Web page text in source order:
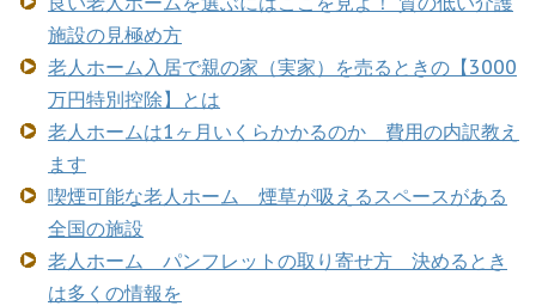
施設の見極め方
老人ホーム入居で親の家（実家）を売るときの【3000
万円特別控除】とは
老人ホームは1ヶ月いくらかかるのか 費用の内訳教え
ます
喫煙可能な老人ホーム 煙草が吸えるスペースがある
全国の施設
老人ホーム パンフレットの取り寄せ方 決めるとき
は多くの情報を